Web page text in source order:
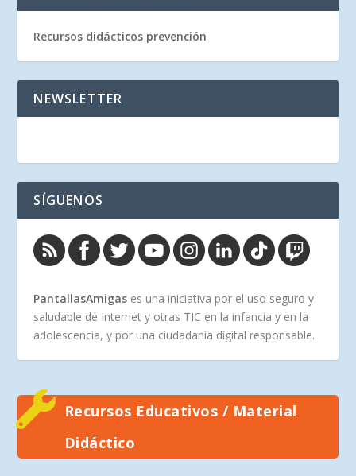
Recursos didácticos prevención
NEWSLETTER
SÍGUENOS
PantallasAmigas es una iniciativa por el uso seguro y
saludable de Internet y otras TIC en la infancia y en la
adolescencia, y por una ciudadanía digital responsable.
Recursos Educativos / Material
Didáctico